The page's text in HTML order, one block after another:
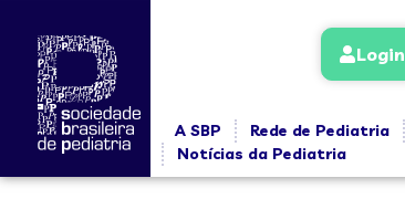
Login
A SBP Rede de Pediatria
Notícias da Pediatria